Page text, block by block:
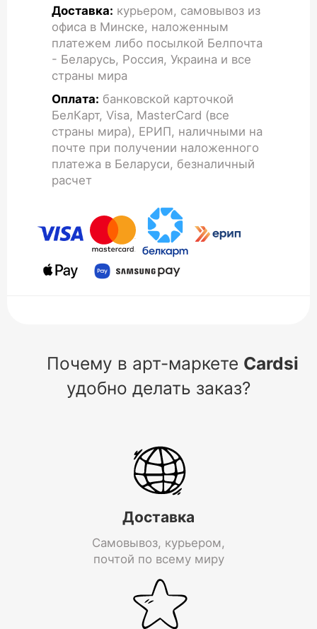
Доставка: курьером, самовывоз из
офиса в Минске, наложенным
платежем либо посылкой Белпочта
- Беларусь, Россия, Украина и все
страны мира
Оплата: банковской карточкой
БелКарт, Visa, MasterCard (все
страны мира), ЕРИП, наличными на
почте при получении наложенного
платежа в Беларуси, безналичный
расчет
Почему в арт-маркете Cardsi
удобно делать заказ?
Доставка
Самовывоз, курьером,
почтой по всему миру